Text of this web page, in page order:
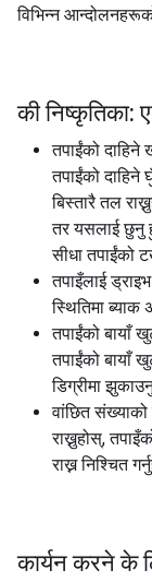
विभिन्न
की निष्कृतिका:
तपाईंको
तपाईंको दाहिने
बिस्तारै तल
तर यसलाई छुनु
सीधा तपाईंको
तपाइँलाई
स्थितिमा ब्याक
तपाईंको बायाँ
तपाईंको बायाँ
डिग्रीमा
वांछित
राख्नुहोस्,
राख्न निश्चित
कार्यन करने के